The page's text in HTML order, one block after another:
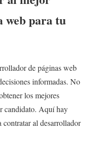
web para tu
de páginas web
informadas. No
los mejores
candidato. Aquí hay
contratar al desarrollador